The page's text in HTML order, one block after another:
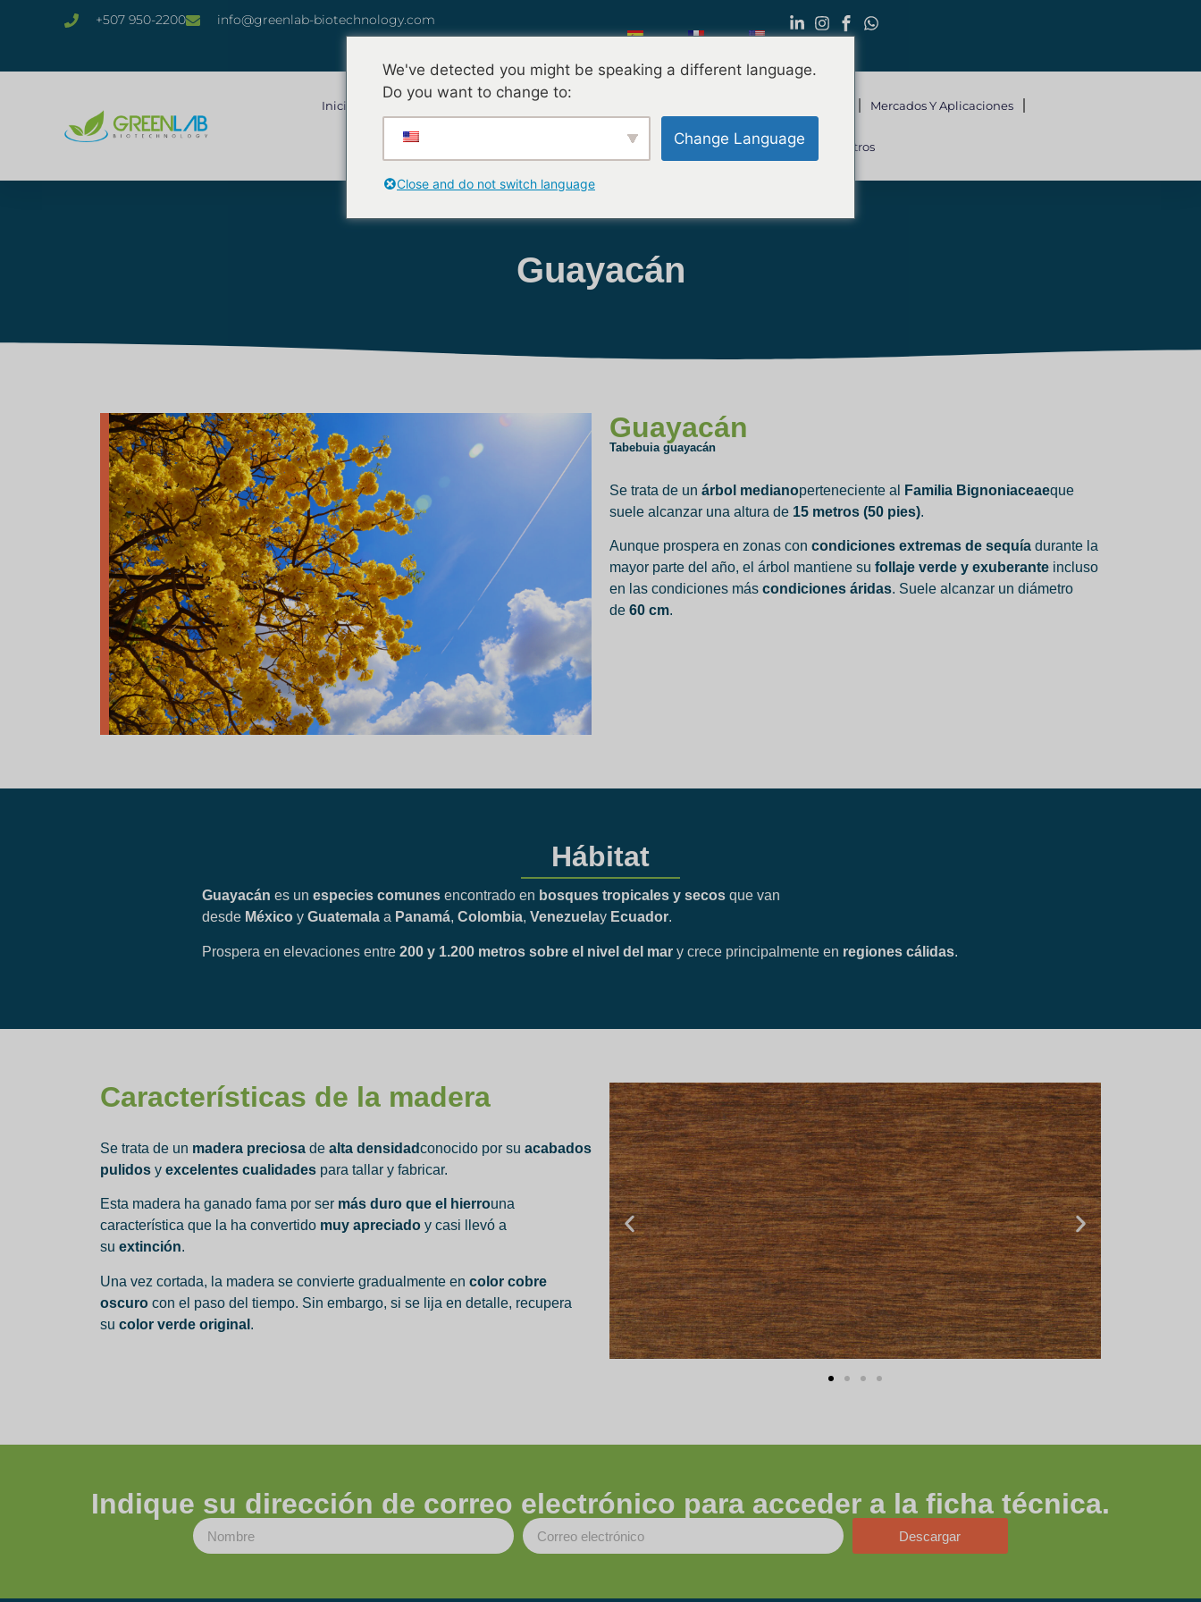
+507 950-2200 info@greenlab-biotechnology.com
Inicio ¿Quiénes Somos? Sobre Nosotros Mercados Y Aplicaciones
Participación En Eventos Internacionales Contacte Con Nosotros
Guayacán
Guayacán
Tabebuia guayacán
Se trata de un árbol medianoperteneciente al Familia Bignoniaceaeque
suele alcanzar una altura de 15 metros (50 pies).
Aunque prospera en zonas con condiciones extremas de sequía durante la
mayor parte del año, el árbol mantiene su follaje verde y exuberante incluso
en las condiciones más condiciones áridas. Suele alcanzar un diámetro
de 60 cm.
Hábitat
Guayacán es un especies comunes encontrado en bosques tropicales y secos que van
desde México y Guatemala a Panamá, Colombia, Venezuelay Ecuador.
Prospera en elevaciones entre 200 y 1.200 metros sobre el nivel del mar y crece principalmente en regiones cálidas.
Características de la madera
Se trata de un madera preciosa de alta densidadconocido por su acabados
pulidos y excelentes cualidades para tallar y fabricar.
Esta madera ha ganado fama por ser más duro que el hierrouna
característica que la ha convertido muy apreciado y casi llevó a
su extinción.
Una vez cortada, la madera se convierte gradualmente en color cobre
oscuro con el paso del tiempo. Sin embargo, si se lija en detalle, recupera
su color verde original .
Indique su dirección de correo electrónico para acceder a la ficha técnica.
Descargar
We've detected you might be speaking a different language.
Do you want to change to:
Change Language
Close and do not switch language